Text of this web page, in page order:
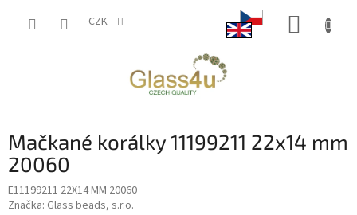
CZK
Mačkané korálky 11199211 22x14 mm
20060
E11199211 22X14 MM 20060
Značka: Glass beads, s.r.o.